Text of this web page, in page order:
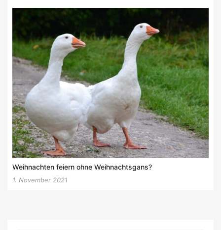
Weihnachten feiern ohne Weihnachtsgans?
1. November 2021